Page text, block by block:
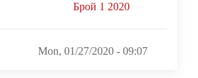
Брой 1 2020
Mon, 01/27/2020 - 09:07